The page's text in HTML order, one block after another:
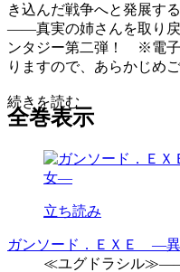
き込んだ戦争へと発展す
――真実の姉さんを取り
ンタジー第二弾！ ※電子
りますので、あらかじめ
続きを読む
全巻表示
立ち読み
ガンソード．ＥＸＥ ―
≪ユグドラシル≫――